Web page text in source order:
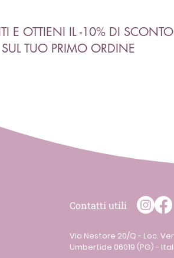
Contatti utili
Via Nestore 20/Q - Loc.
Umbertide 06019 (PG) -
E OTTIENI IL -10% DI SCONTO
SUL TUO PRIMO ORDINE